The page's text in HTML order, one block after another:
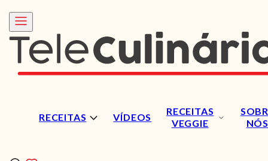
RECEITAS VÍDEOS
RECEITAS
VEGGIE
NÓS